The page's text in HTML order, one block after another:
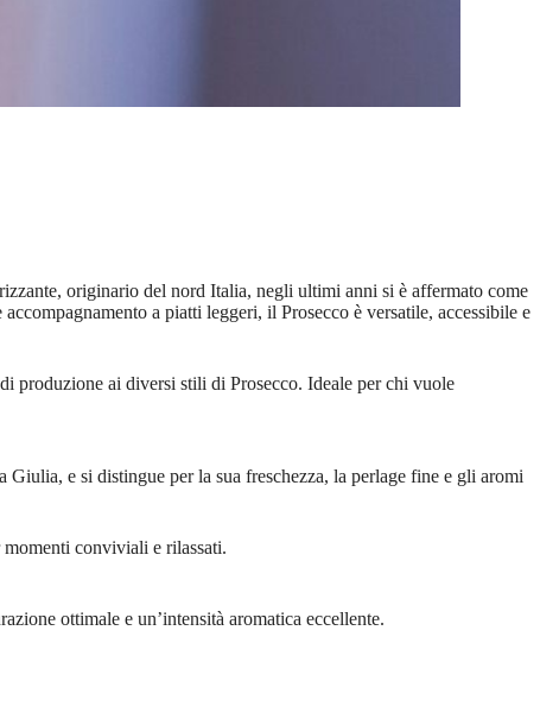
originario del nord Italia, negli ultimi anni si è affermato come
a piatti leggeri, il Prosecco è versatile, accessibile e
produzione ai diversi stili di Prosecco. Ideale per chi vuole
e si distingue per la sua freschezza, la perlage fine e gli aromi
momenti conviviali e rilassati.
ottimale e un’intensità aromatica eccellente.